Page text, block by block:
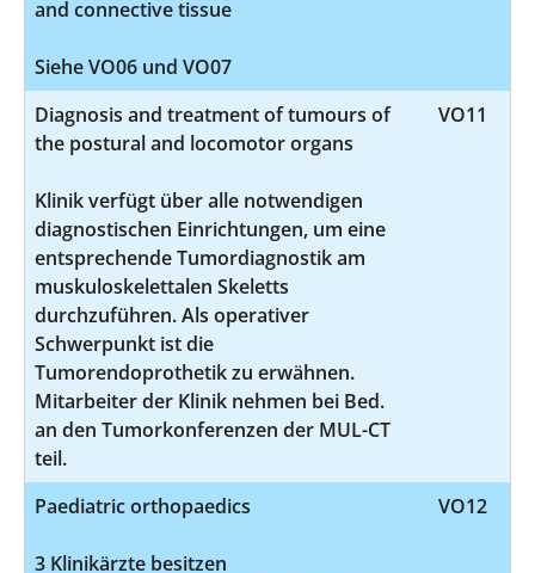
and connective tissue
Siehe VO06 und VO07
Diagnosis and treatment of tumours of
the postural and locomotor organs
Klinik verfügt über alle notwendigen
diagnostischen Einrichtungen, um eine
entsprechende Tumordiagnostik am
muskuloskelettalen Skeletts
durchzuführen. Als operativer
Schwerpunkt ist die
Tumorendoprothetik zu erwähnen.
Mitarbeiter der Klinik nehmen bei Bed.
an den Tumorkonferenzen der MUL-CT
teil.
VO11
Paediatric orthopaedics
3 Klinikärzte besitzen
VO12